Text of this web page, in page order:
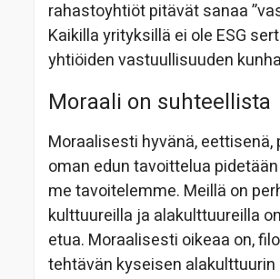
rahastoyhtiöt pitävät sanaa
Kaikilla yrityksillä ei ole ESG
yhtiöiden vastuullisuuden
Moraali on suhteellista
Moraalisesti hyvänä,
oman edun tavoittelua
me tavoitelemme. Meillä on
kulttuureilla ja alakulttuureilla
etua. Moraalisesti oikeaa on,
tehtävän kyseisen alakulttuurin